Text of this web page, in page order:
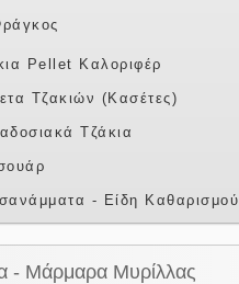
Pellet Καλοριφέρ
Τζακιών (Κασέτες)
Τζάκια
- Είδη Καθαρισμού
- Μάρμαρα Μυρίλλας